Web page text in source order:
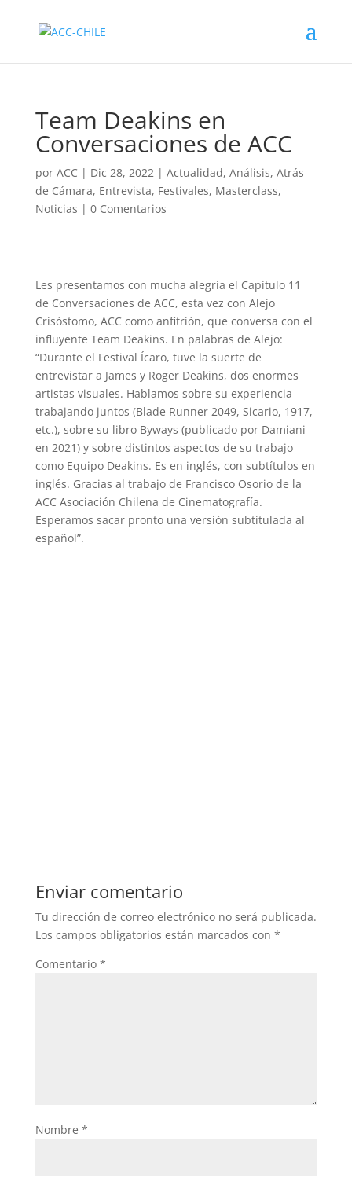
Team Deakins en
Conversaciones de ACC
por ACC | Dic 28, 2022| Actualidad, Análisis, Atrás
de Cámara, Entrevista, Festivales, Masterclass,
Noticias | 0 Comentarios
Les presentamos con mucha alegría el Capítulo 11
de Conversaciones de ACC, esta vez con Alejo
Crisóstomo, ACC como anfitrión, que conversa con el
influyente Team Deakins. En palabras de Alejo:
“Durante el Festival Ícaro, tuve la suerte de
entrevistar a James y Roger Deakins, dos enormes
artistas visuales. Hablamos sobre su experiencia
trabajando juntos (Blade Runner 2049, Sicario, 1917,
etc.), sobre su libro Byways (publicado por Damiani
en 2021) y sobre distintos aspectos de su trabajo
como Equipo Deakins. Es en inglés, con subtítulos en
inglés. Gracias al trabajo de Francisco Osorio de la
ACC Asociación Chilena de Cinematografía.
Esperamos sacar pronto una versión subtitulada al
español”.
Enviar comentario
Tu dirección de correo electrónico no será publicada.
Los campos obligatorios están marcados con *
Comentario *
Nombre *